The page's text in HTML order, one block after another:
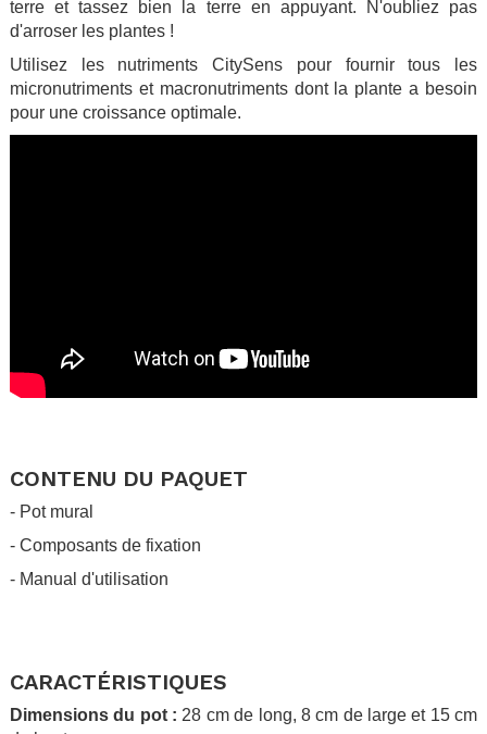
terre et tassez bien la terre en appuyant. N'oubliez pas
d'arroser les plantes !
Utilisez les nutriments CitySens pour fournir tous les
micronutriments et macronutriments dont la plante a besoin
pour une croissance optimale.
CONTENU DU PAQUET
- Pot mural
- Composants de fixation
- Manual d'utilisation
CARACTÉRISTIQUES
Dimensions du pot : 28 cm de long, 8 cm de large et 15 cm